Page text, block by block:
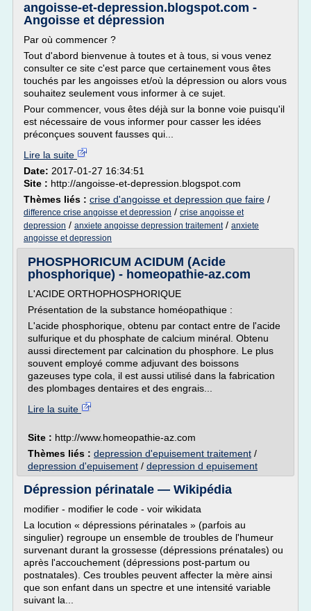
angoisse-et-depression.blogspot.com -
Angoisse et dépression
Par où commencer ?
Tout d'abord bienvenue à toutes et à tous, si vous venez
consulter ce site c'est parce que certainement vous êtes
touchés par les angoisses et/où la dépression ou alors vous
souhaitez seulement vous informer à ce sujet.
Pour commencer, vous êtes déjà sur la bonne voie puisqu'il
est nécessaire de vous informer pour casser les idées
préconçues souvent fausses qui...
Lire la suite
Date: 2017-01-27 16:34:51
Site : http://angoisse-et-depression.blogspot.com
Thèmes liés : crise d'angoisse et depression que faire /
difference crise angoisse et depression / crise angoisse et
depression / anxiete angoisse depression traitement/ anxiete
angoisse et depression
PHOSPHORICUM ACIDUM (Acide
phosphorique) - homeopathie-az.com
L'ACIDE ORTHOPHOSPHORIQUE
Présentation de la substance homéopathique :
L'acide phosphorique, obtenu par contact entre de l'acide
sulfurique et du phosphate de calcium minéral. Obtenu
aussi directement par calcination du phosphore. Le plus
souvent employé comme adjuvant des boissons
gazeuses type cola, il est aussi utilisé dans la fabrication
des plombages dentaires et des engrais...
Lire la suite
Site : http://www.homeopathie-az.com
Thèmes liés : depression d'epuisement traitement /
depression d'epuisement / depression d epuisement
Dépression périnatale — Wikipédia
modifier - modifier le code - voir wikidata
La locution « dépressions périnatales » (parfois au
singulier) regroupe un ensemble de troubles de l'humeur
survenant durant la grossesse (dépressions prénatales) ou
après l'accouchement (dépressions post-partum ou
postnatales). Ces troubles peuvent affecter la mère ainsi
que son enfant dans un spectre et une intensité variable
suivant la...